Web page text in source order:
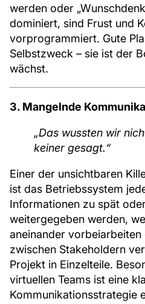
werden oder
dominiert, sind Frust und
vorprogrammiert. Gute
Selbstzweck – sie ist der
wächst.
3. Mangelnde
„Das wussten wir
keiner gesagt.“
Einer der unsichtbaren
ist das Betriebssystem
Informationen zu spät
weitergegeben werden,
aneinander
zwischen Stakeholdern
Projekt in Einzelteile.
virtuellen Teams ist eine
Kommunikationsstrategie